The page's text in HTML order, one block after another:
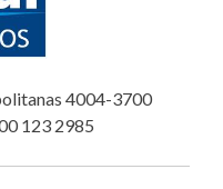
4004-3700
123 2985